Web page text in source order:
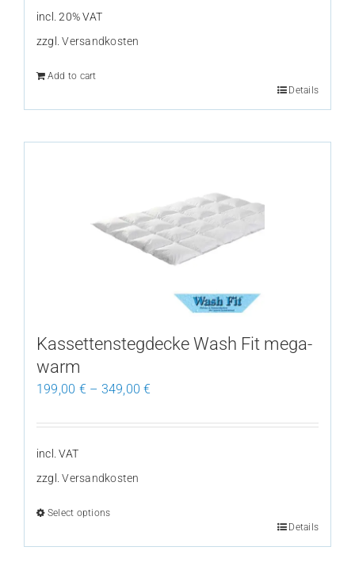
incl. 20% VAT
zzgl.Versandkosten
Add to cart
Details
Kassettenstegdecke Wash Fit mega-
warm
199,00 € – 349,00€
incl. VAT
zzgl.Versandkosten
Select options
product
Details